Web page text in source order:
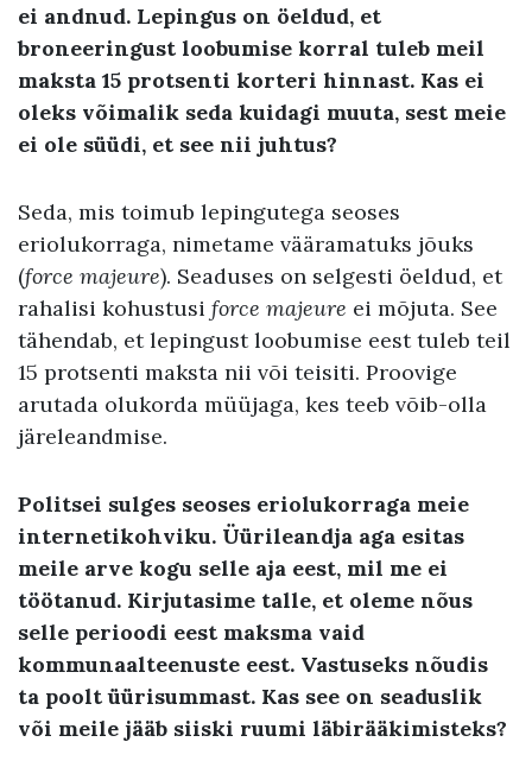
ei andnud. Lepingus on öeldud, et
broneeringust loobumise korral tuleb meil
maksta 15 protsenti korteri hinnast. Kas ei
oleks võimalik seda kuidagi muuta, sest meie
ei ole süüdi, et see nii juhtus?
Seda, mis toimub lepingutega seoses
eriolukorraga, nimetame vääramatuks jõuks
(force majeure). Seaduses on selgesti öeldud, et
rahalisi kohustusi force majeure ei mõjuta. See
tähendab, et lepingust loobumise eest tuleb teil
15 protsenti maksta nii või teisiti. Proovige
arutada olukorda müüjaga, kes teeb võib-olla
järeleandmise.
Politsei sulges seoses eriolukorraga meie
internetikohviku. Üürileandja aga esitas
meile arve kogu selle aja eest, mil me ei
töötanud. Kirjutasime talle, et oleme nõus
selle perioodi eest maksma vaid
kommunaalteenuste eest. Vastuseks nõudis
ta poolt üürisummast. Kas see on seaduslik
või meile jääb siiski ruumi läbirääkimisteks?